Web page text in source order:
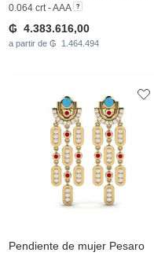
0.064 crt - AAA
₲ 4.383.616,00
a partir de ₲ 1.464.494
Pendiente de mujer Pesaro